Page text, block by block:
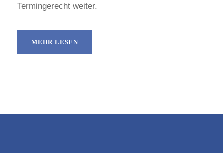
Termingerecht weiter.
MEHR LESEN